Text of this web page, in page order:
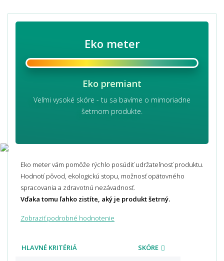
Eko meter
Eko premiant
Veľmi vysoké skóre - tu sa bavíme o mimoriadne
šetrnom produkte.
Eko meter vám pomôže rýchlo posúdiť udržateľnosť produktu.
Hodnotí pôvod, ekologickú stopu, možnosť opätovného
spracovania a zdravotnú nezávadnosť.
Vďaka tomu ľahko zistíte, aký je produkt šetrný.
Zobraziť podrobné hodnotenie
HLAVNÉ KRITÉRIÁ
SKÓRE